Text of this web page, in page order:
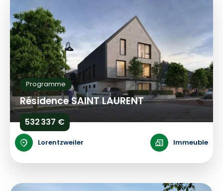
Programme
Résidence SAINT LAURENT
532 337 €
Lorentzweiler Immeuble